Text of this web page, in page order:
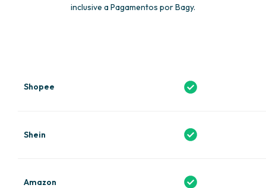
inclusive a Pagamentos por Bagy.
Shopee
Shein
Amazon